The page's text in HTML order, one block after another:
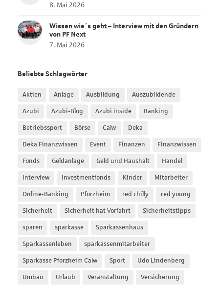
8. Mai 2026
Wissen wie´s geht – Interview mit den Gründern
von PF Next
7. Mai 2026
Beliebte Schlagwörter
Aktien Anlage Ausbildung Auszubildende
Azubi Azubi-Blog Azubi inside Banking
Betriebssport Börse Calw Deka
Deka Finanzwissen Event Finanzen Finanzwissen
Fonds Geldanlage Geld und Haushalt Handel
Interview Investmentfonds Kinder Mitarbeiter
Online-Banking Pforzheim red chilly red young
Sicherheit Sicherheit hat Vorfahrt Sicherheitstipps
sparen sparkasse Sparkassenhaus
Sparkassenleben sparkassenmitarbeiter
Sparkasse Pforzheim Calw Sport Udo Lindenberg
Umbau Urlaub Veranstaltung Versicherung